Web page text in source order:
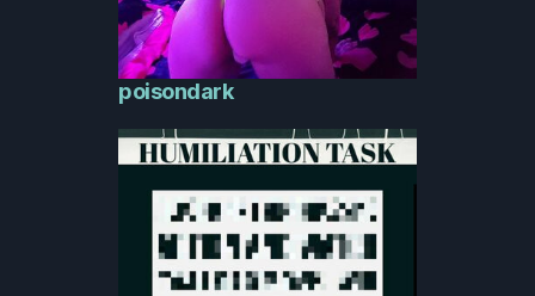
poisondark